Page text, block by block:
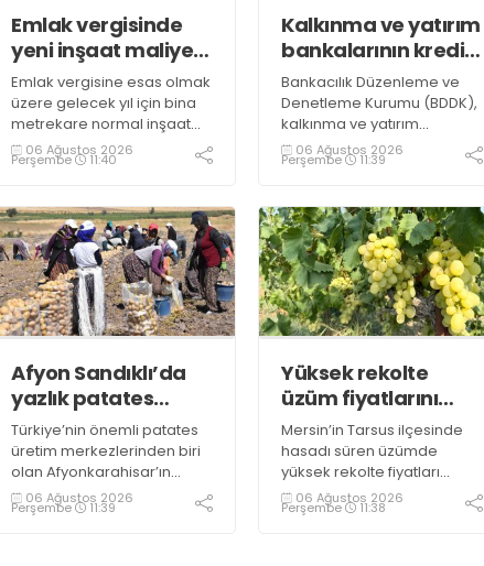
Emlak vergisinde
yeni inşaat maliyet
bedelleri belirlendi
Emlak vergisine esas olmak
üzere gelecek yıl için bina
metrekare normal inşaat
maliyet bedelleri,
meskenler açısından 604,1
arasında değişecek
06 Ağustos 2026
Perşembe 11:40
Kalkınma ve yatırım
bankalarının kredi
sınırlarında
değişiklik
Bankacılık Düzenleme ve
Denetleme Kurumu (BDDK),
kalkınma ve yatırım
bankalarının kredi sınırlarına
ilişkin düzenleme yaptı
06 Ağustos 2026
Perşembe 11:39
Afyon Sandıklı’da
yazlık patates
hasadı
Türkiye’nin önemli patates
üretim merkezlerinden biri
olan Afyonkarahisar’ın
Sandıklı ilçesinde yazlık
patates sökümü başlarken,
06 Ağustos 2026
Perşembe 11:39
Yüksek rekolte
üzüm fiyatlarını
düşürdü
Mersin’in Tarsus ilçesinde
hasadı süren üzümde
yüksek rekolte fiyatları
düşürdü. Üzümün bağda
kilogramının 10-15 liraya
06 Ağustos 2026
Perşembe 11:38